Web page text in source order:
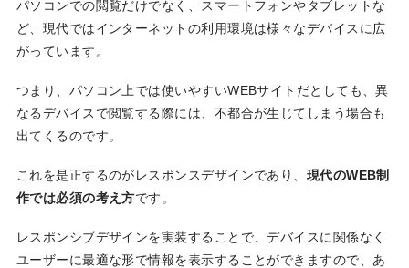
パソコンでの閲覧だけでなく、スマートフォンやタブレットな
ど、現代ではインターネットの利用環境は様々なデバイスに広
がっています。
つまり、パソコン上では使いやすいWEBサイトだとしても、異
なるデバイスで閲覧する際には、不都合が生じてしまう場合も
出てくるのです。
これを是正するのがレスポンスデザインであり、 現代のWEB制
作では必須の考え方です。
レスポンシブデザインを実装することで、デバイスに関係なく
ユーザーに最適な形で情報を表示することができますので、あ